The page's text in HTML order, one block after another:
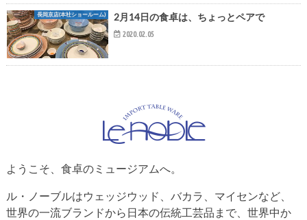
長岡京店(本社ショールーム) 2月14日の食卓は、ちょっとペアで
2020.02.05
ようこそ、食卓のミュージアムへ。
ル・ノーブルはウェッジウッド、バカラ、マイセンなど、
世界の一流ブランドから日本の伝統工芸品まで、世界中か